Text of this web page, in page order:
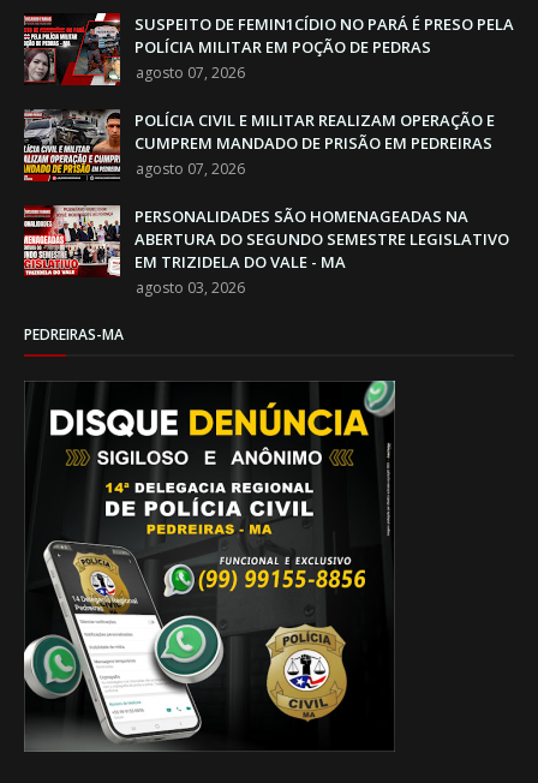
SUSPEITO DE FEMIN1CÍDIO NO PARÁ É PRESO PELA
POLÍCIA MILITAR EM POÇÃO DE PEDRAS
agosto 07, 2026
POLÍCIA CIVIL E MILITAR REALIZAM OPERAÇÃO E
CUMPREM MANDADO DE PRISÃO EM PEDREIRAS
agosto 07, 2026
PERSONALIDADES SÃO HOMENAGEADAS NA
ABERTURA DO SEGUNDO SEMESTRE LEGISLATIVO
EM TRIZIDELA DO VALE - MA
agosto 03, 2026
PEDREIRAS-MA